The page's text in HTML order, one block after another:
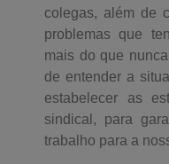
colegas, além de
problemas que
mais do que
de entender a
estabelecer as
sindical, para
trabalho para a